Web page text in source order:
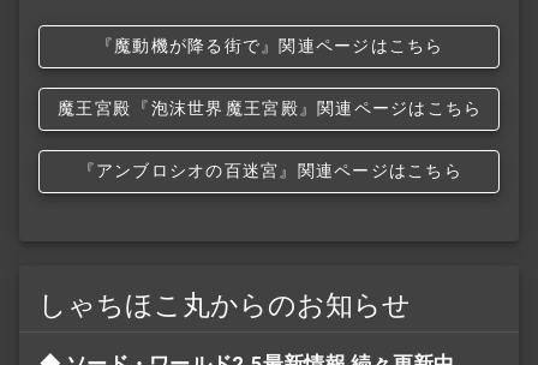
『魔動機が降る街で』関連ページはこちら
魔王宮殿 『泡沫世界 魔王宮殿』関連ページはこちら
『アンブロシオの百迷宮』関連ページはこちら
しゃちほこ丸からのお知らせ